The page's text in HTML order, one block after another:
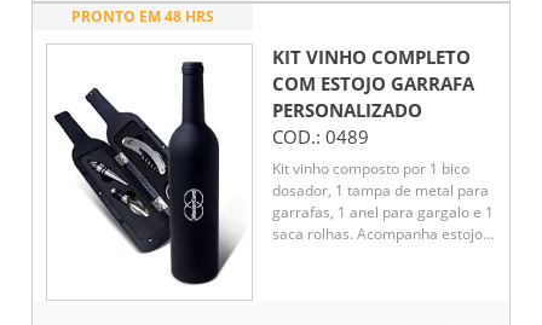
PRONTO EM 48 HRS
KIT VINHO COMPLETO
COM ESTOJO GARRAFA
PERSONALIZADO
COD.: 0489
Kit vinho composto por 1 bico
dosador, 1 tampa de metal para
garrafas, 1 anel para gargalo e 1
saca rolhas. Acompanha estojo